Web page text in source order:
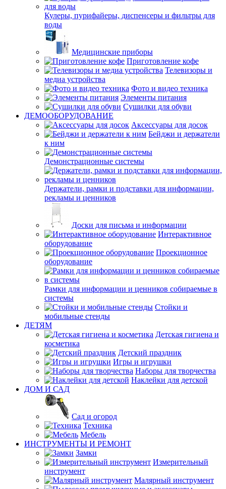
Кулеры, пурифайеры, диспенсеры и фильтры для
воды
Медицинские приборы
Приготовление кофе
Телевизоры и
медиа устройства
Фото и видео техника
Элементы питания
Сушилки для обуви
ДЕМООБОРУДОВАНИЕ
Аксессуары для досок
Бейджи и держатели
к ним
Демонстрационные системы
Держатели, рамки и подставки для информации,
рекламы и ценников
Доски для письма и информации
Интерактивное
оборудование
Проекционное
оборудование
Рамки для информации и ценников собираемые в
системы
Стойки и
мобильные стенды
ДЕТЯМ
Детская гигиена и
косметика
Детский праздник
Игры и игрушки
Наборы для творчества
Наклейки для детской
ДОМ И САД
Сад и огород
Техника
Мебель
ИНСТРУМЕНТЫ И РЕМОНТ
Замки
Измерительный
инструмент
Малярный инструмент